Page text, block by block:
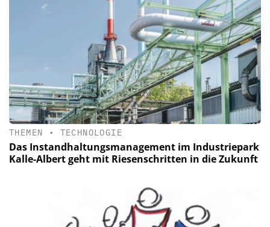
THEMEN • TECHNOLOGIE
Das Instandhaltungsmanagement im Industriepark
Kalle-Albert geht mit Riesenschritten in die Zukunft